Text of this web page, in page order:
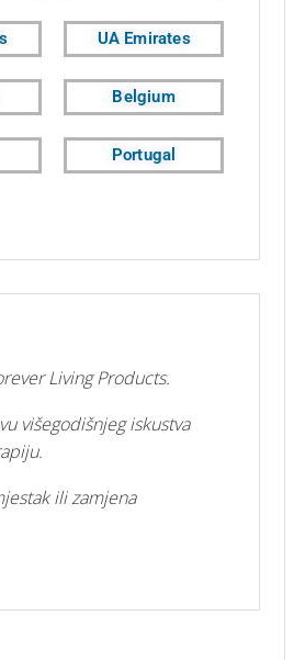
UA Emirates
Belgium
Portugal
Living Products.
višegodišnjeg iskustva
ili zamjena